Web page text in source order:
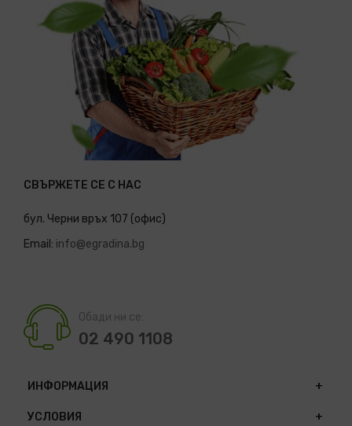
СВЪРЖЕТЕ СЕ С НАС
бул. Черни връх 107 (офис)
Email: info@egradina.bg
Обади ни се:
02 490 1108
ИНФОРМАЦИЯ
УСЛОВИЯ